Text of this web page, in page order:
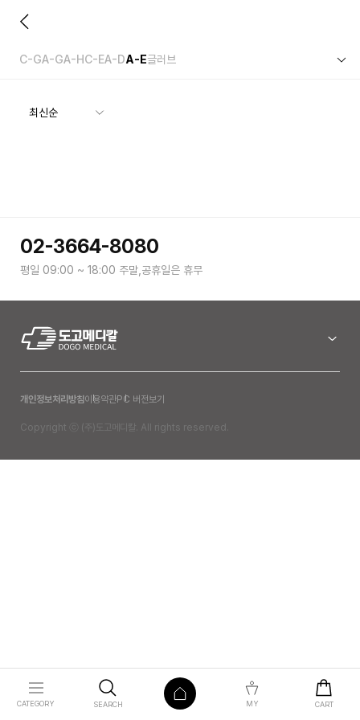
CATEGORY SEARCH MY CART
C-GA-GA-HC-EA-DA-E글러브
02-3664-8080
평일 09:00 ~ 18:00 주말,공휴일은 휴무
개인정보처리방침이용약관PC 버전보기
Copyright ⓒ (주)도고메디칼. All rights reserved.